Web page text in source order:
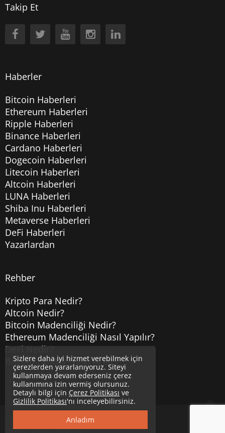
Takip Et
Haberler
Bitcoin Haberleri
Ethereum Haberleri
Ripple Haberleri
Binance Haberleri
Cardano Haberleri
Dogecoin Haberleri
Litecoin Haberleri
Altcoin Haberleri
LUNA Haberleri
Shiba Inu Haberleri
Metaverse Haberleri
DeFi Haberleri
Yazarlardan
Rehber
Kripto Para Nedir?
Altcoin Nedir?
Bitcoin Madenciliği Nedir?
Ethereum Madenciliği Nasıl Yapılır?
DeFi Nedir?
Bitcoin Hesabı Nasıl Açılır?
Uzmancoin
Güncel Bitcoin Haberleri
Sizlere daha iyi hizmet verebilmek için
çerezlerden yararlanıyoruz. Siteyi
kullanmaya devam ederseniz çerez
kullanımına izin vermiş olursunuz.
Detaylı bilgi için Çerez Politikası ve
Gizlilik Politikası'nı inceleyebilirsiniz.
Anladım